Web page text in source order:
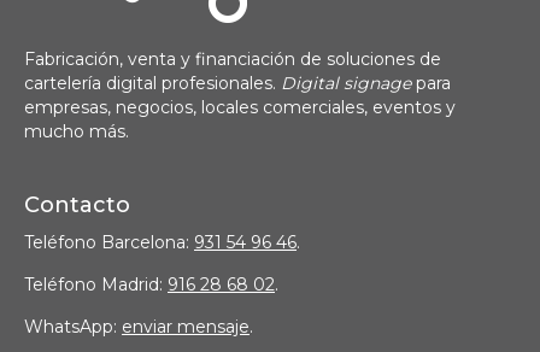
Fabricación, venta y financiación de soluciones de
cartelería digital profesionales. Digital signage para
empresas, negocios, locales comerciales, eventos y
mucho más.
Contacto
Teléfono Barcelona: 931 54 96 46.
Teléfono Madrid: 916 28 68 02.
WhatsApp: enviar mensaje.